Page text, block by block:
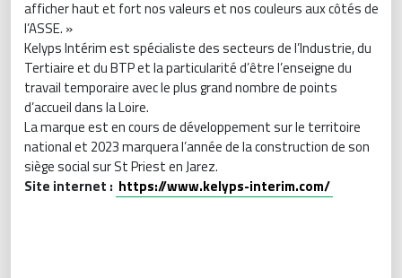
afficher haut et fort nos valeurs et nos couleurs aux côtés de
l’ASSE. »
Kelyps Intérim est spécialiste des secteurs de l’Industrie, du
Tertiaire et du BTP et la particularité d’être l’enseigne du
travail temporaire avec le plus grand nombre de points
d’accueil dans la Loire.
La marque est en cours de développement sur le territoire
national et 2023 marquera l’année de la construction de son
siège social sur St Priest en Jarez.
Site internet : https://www.kelyps-interim.com/